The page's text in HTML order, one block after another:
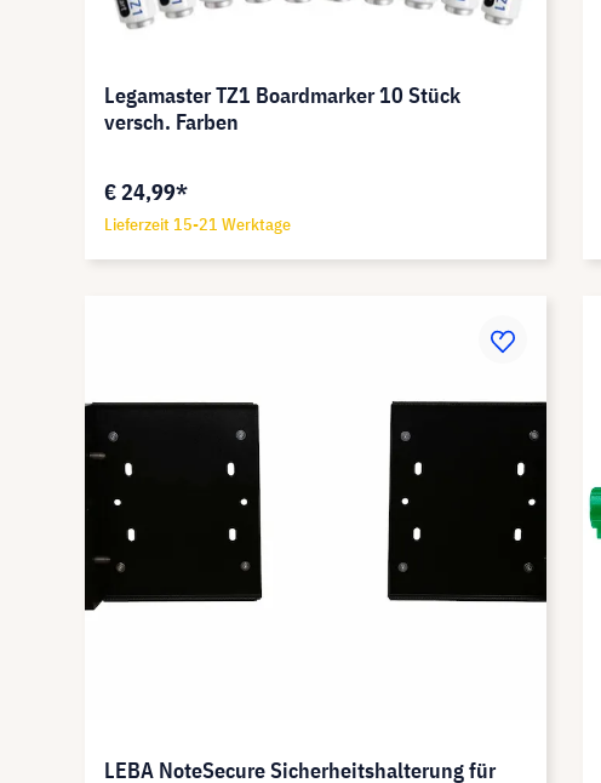
Legamaster TZ1 Boardmarker 10 Stück
versch. Farben
€ 24,99*
Lieferzeit 15-21 Werktage
LEBA NoteSecure Sicherheitshalterung für